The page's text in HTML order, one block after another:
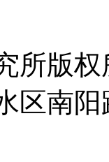
所版权
区南